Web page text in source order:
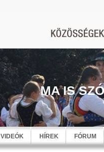
MA IS
VIDEÓK HÍREK FÓRUM